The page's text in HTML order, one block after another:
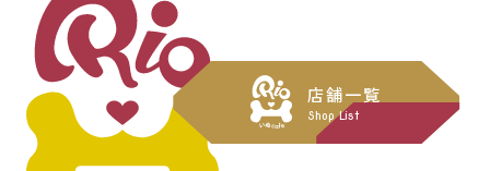
店舗一覧
Shop List